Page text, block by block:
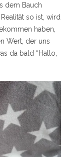
dem Bauch
so ist, wird
haben,
Wert, der uns
da bald “Hallo,